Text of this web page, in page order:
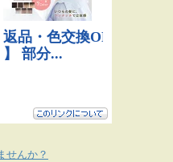
せんか？